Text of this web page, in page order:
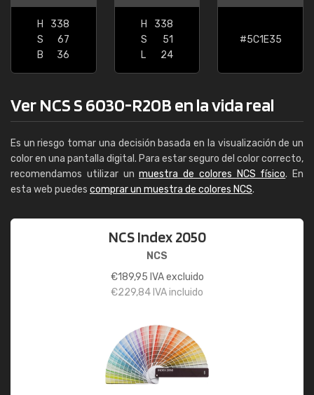
H
338
S
67
B
36
H
338
S
51
L
24
#5C1E35
Ver NCS S 6030-R20B en la vida real
Es un riesgo tomar una decisión basada en la visualización de un
color en una pantalla digital. Para estar seguro del color correcto,
recomendamos utilizar unmuestra de colores NCS físico. En
esta web puedes comprar un muestra de colores NCS.
NCS Index 2050
NCS
€189,95 IVA excluido
€229,84 IVA incluido